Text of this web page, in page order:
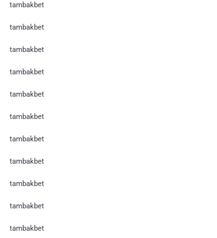
tambakbet
tambakbet
tambakbet
tambakbet
tambakbet
tambakbet
tambakbet
tambakbet
tambakbet
tambakbet
tambakbet